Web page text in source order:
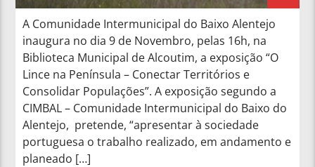
A Comunidade Intermunicipal do Baixo Alentejo
inaugura no dia 9 de Novembro, pelas 16h, na
Biblioteca Municipal de Alcoutim, a exposição “O
Lince na Península – Conectar Territórios e
Consolidar Populações”. A exposição segundo a
CIMBAL – Comunidade Intermunicipal do Baixo do
Alentejo, pretende, “apresentar à sociedade
portuguesa o trabalho realizado, em andamento e
planeado […]